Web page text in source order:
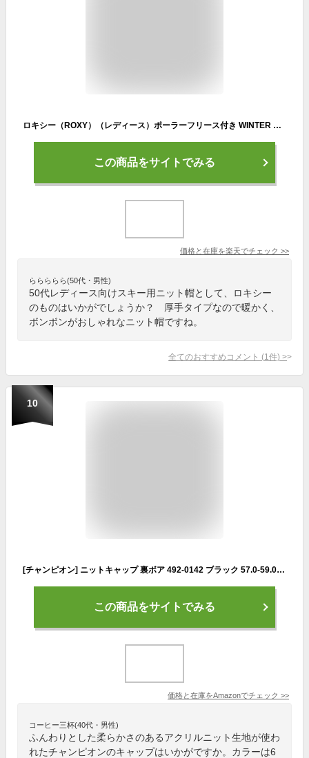
ロキシー（ROXY）（レディース）ポーラーフリース付き WINTER BEANIE ビーニー ERJHA04014 帽子 ニット帽 スキー スノーボード
この商品をサイトでみる
価格と在庫を楽天でチェック >>
ららららら(50代・男性)
50代レディース向けスキー用ニット帽として、ロキシー
のものはいかがでしょうか？ 厚手タイプなので暖かく、
ボンボンがおしゃれなニット帽ですね。
全てのおすすめコメント (1 件) >
10
[チャンピオン] ニットキャップ 裏ボア 492-0142 ブラック 57.0-59.0 cm
この商品をサイトでみる
価格と在庫をAmazonでチェック >>
コーヒー三杯(40代・男性)
ふんわりとした柔らかさのあるアクリルニット生地が使わ
れたチャンピオンのキャップはいかがですか。カラーは6